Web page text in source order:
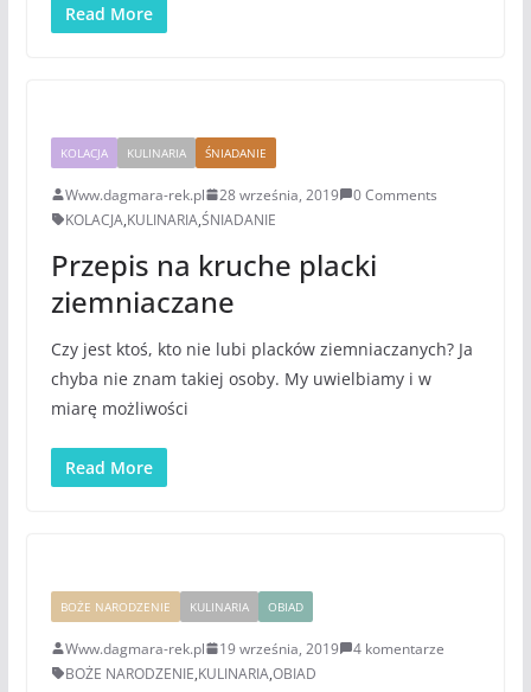
Read More
KOLACJA KULINARIA ŚNIADANIE
Www.dagmara-rek.pl 28 września, 2019
0 Comments
KOLACJA,KULINARIA,ŚNIADANIE
Przepis na kruche placki
ziemniaczane
Czy jest ktoś, kto nie lubi placków ziemniaczanych? Ja
chyba nie znam takiej osoby. My uwielbiamy i w
miarę możliwości
Read More
BOŻE NARODZENIE KULINARIA OBIAD
Www.dagmara-rek.pl 19 września, 2019
4 komentarze
BOŻE NARODZENIE,KULINARIA,OBIAD